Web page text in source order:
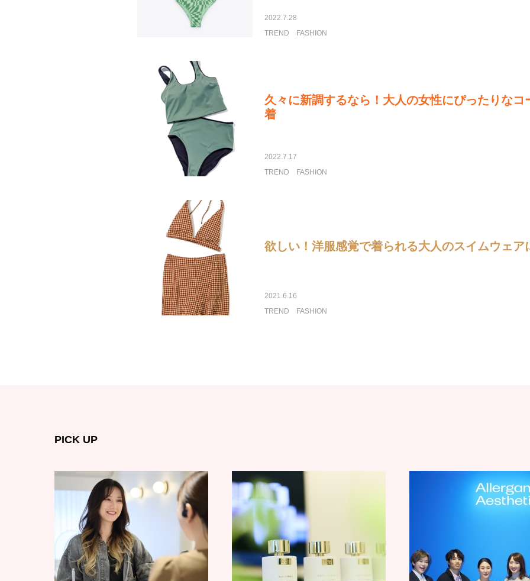
2022.7.28
TREND
FASHION
久々に新調するなら！大人の女性にぴったりなコ
着
2022.7.17
TREND
FASHION
欲しい！洋服感覚で着られる大人のスイムウェア
2021.6.16
TREND
FASHION
PICK UP